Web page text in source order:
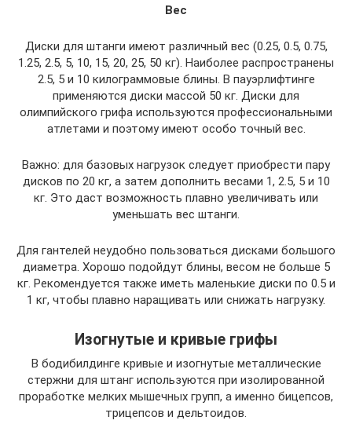
Вес
Диски для штанги имеют различный вес (0.25, 0.5, 0.75,
1.25, 2.5, 5, 10, 15, 20, 25, 50 кг). Наиболее распространены
2.5, 5 и 10 килограммовые блины. В пауэрлифтинге
применяются диски массой 50 кг. Диски для
олимпийского грифа используются профессиональными
атлетами и поэтому имеют особо точный вес.
Важно: для базовых нагрузок следует приобрести пару
дисков по 20 кг, а затем дополнить весами 1, 2.5, 5 и 10
кг. Это даст возможность плавно увеличивать или
уменьшать вес штанги.
Для гантелей неудобно пользоваться дисками большого
диаметра. Хорошо подойдут блины, весом не больше 5
кг. Рекомендуется также иметь маленькие диски по 0.5 и
1 кг, чтобы плавно наращивать или снижать нагрузку.
Изогнутые и кривые грифы
В бодибилдинге кривые и изогнутые металлические
стержни для штанг используются при изолированной
проработке мелких мышечных групп, а именно бицепсов,
трицепсов и дельтоидов.